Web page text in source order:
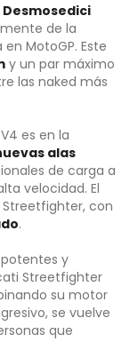
de la
MotoGP. Este
y un par máximo
las naked más
es en la
alas
de carga a
velocidad. El
Streetfighter, con
.
y
Streetfighter
su motor
se vuelve
que